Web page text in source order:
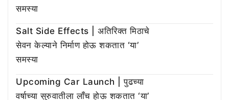
समस्या
Salt Side Effects | अतिरिक्त मिठाचे
सेवन केल्याने निर्माण होऊ शकतात ‘या’
समस्या
Upcoming Car Launch | पुढच्या
वर्षाच्या सुरुवातीला लाँच होऊ शकतात ‘या’